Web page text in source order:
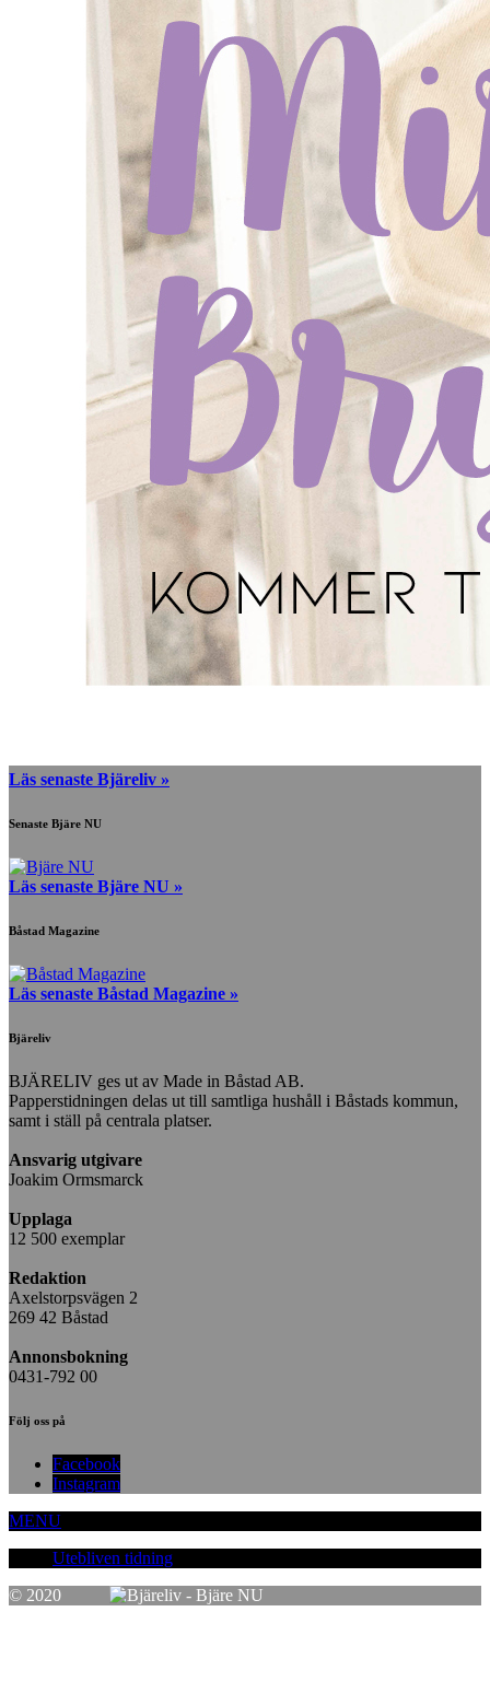
Läs senaste Bjäreliv »
Senaste Bjäre NU
Läs senaste Bjäre NU »
Båstad Magazine
Läs senaste Båstad Magazine »
Bjäreliv
BJÄRELIV ges ut av Made in Båstad AB.
Papperstidningen delas ut till samtliga hushåll i Båstads kommun,
samt i ställ på centrala platser.
Ansvarig utgivare
Joakim Ormsmarck
Upplaga
12 500 exemplar
Redaktion
Axelstorpsvägen 2
269 42 Båstad
Annonsbokning
0431-792 00
Följ oss på
Facebook
Instagram
MENU
Utebliven tidning
© 2020